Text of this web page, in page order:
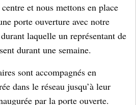
et nous mettons en place
porte ouverture avec notre
laquelle un représentant de
durant une semaine.
sont accompagnés en
dans le réseau jusqu’à leur
par la porte ouverte.